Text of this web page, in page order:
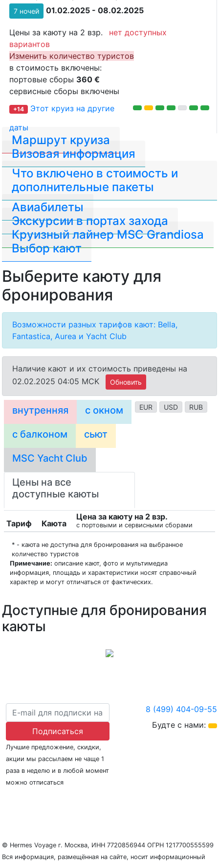
7 ночей 01.02.2025 - 08.02.2025
Цены за каюту на 2 взр.
нет доступных
вариантов
Изменить количество туристов
в стоимость включены:
портовые сборы 360 €
сервисные сборы включены
+14
Этот круиз на другие
даты
Маршрут круиза
Визовая информация
Авиабилеты
Что включено в стоимость и
дополнительные пакеты
Экскурсии в портах захода
Круизный лайнер MSC Grandiosa
Выбор кают
Выберите каюту для
бронирования
Возможности разных тарифов кают: Bella,
Fantastica, Aurea и Yacht Club
Наличие кают и их стоимость приведены на
02.02.2025 04:05 MCK
Обновить
EUR USD RUB
внутренняя с окном
с балконом сьют
MSC Yacht Club
Цены на все
доступные каюты
Тариф Каюта
Цена за каюту на 2 взр.
с портовыми и сервисными сборами
* - каюта не доступна для бронирования на выбранное
количество туристов
Примечание: описание кают, фото и мультимедиа
информация, площадь и характеристики носят справочный
характер и могут отличаться от фактических.
Доступные для бронирования
каюты
© Hermes Voyage г. Москва, ИНН 7720856944 ОГРН 1217700555599
Вся информация, размещённая на сайте, носит информационный
Подписаться
Лучшие предложение, скидки,
акции мы рассылаем не чаще 1
раза в неделю и в любой момент
можно отписаться
8 (499) 404-09-55
Будте с нами: